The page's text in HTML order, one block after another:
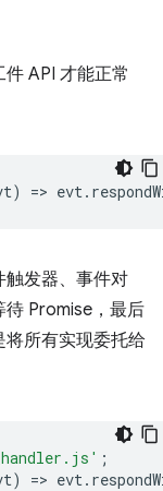
API 才能正常
) => evt.
触发器、事件对
待 Promise，最后
所有实现委托给
;
) => evt.